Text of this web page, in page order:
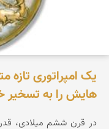
یک امپراتوری تازه
هایش را به تسخیر